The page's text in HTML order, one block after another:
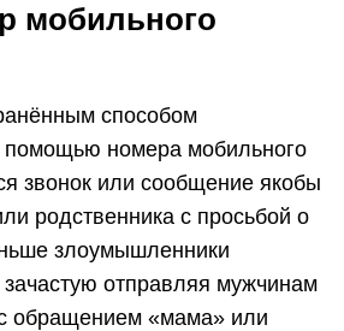
мобильного
способом
помощью номера мобильного
звонок или сообщение якобы
родственника с просьбой о
злоумышленники
зачастую отправляя мужчинам
обращением «мама» или